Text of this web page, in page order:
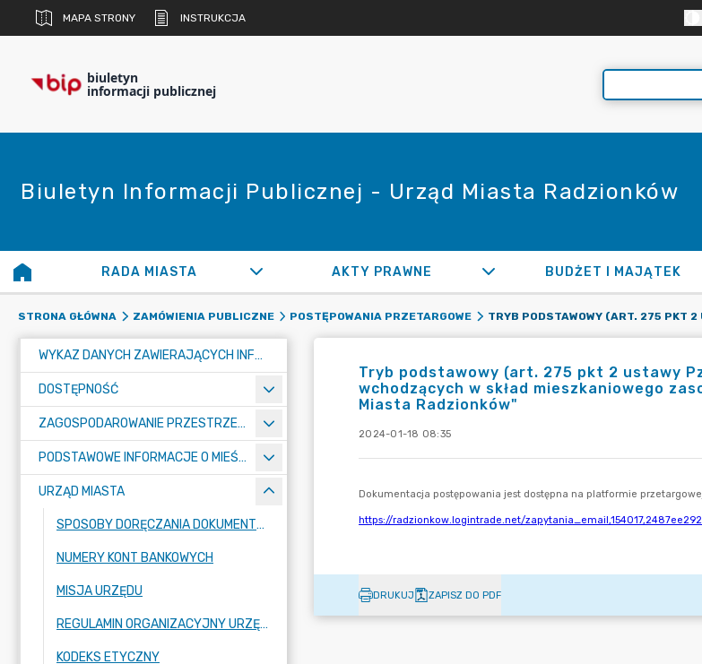
MAPA STRONY INSTRUKCJA
biuletyn
informacji publicznej
Biuletyn Informacji Publicznej - Urząd Miasta Radzionków
RADA MIASTA AKTY PRAWNE BUDŻET I MAJĄTEK
STRONA GŁÓWNA ZAMÓWIENIA PUBLICZNE POSTĘPOWANIA PRZETARGOWE
WYKAZ DANYCH ZAWIERAJĄCYCH INFORMACJE O ŚRODOWISKU I JEGO OCHRONIE
DOSTĘPNOŚĆ
ZAGOSPODAROWANIE PRZESTRZENNE
PODSTAWOWE INFORMACJE O MIEŚCIE
URZĄD MIASTA
SPOSOBY DORĘCZANIA DOKUMENTÓW DO URZĘDU MIASTA RADZIONKÓW
NUMERY KONT BANKOWYCH
MISJA URZĘDU
REGULAMIN ORGANIZACYJNY URZĘDU
KODEKS ETYCZNY
Tryb podstawowy (art. 275 pkt 2 ustawy
wchodzących w skład mieszkaniowego
Miasta Radzionków"
2024-01-18 08:35
DRUKUJ ZAPISZ DO PDF